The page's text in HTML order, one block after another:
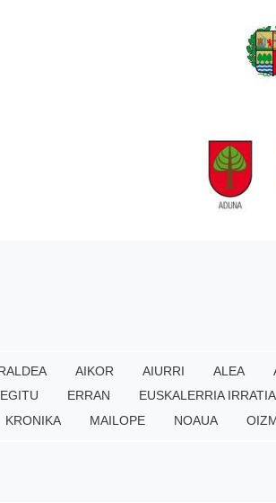
AIKOR AIURRI ALEA
ERRAN EUSKALERRIA IRRATIA
KRONIKA
MAILOPE NOAUA